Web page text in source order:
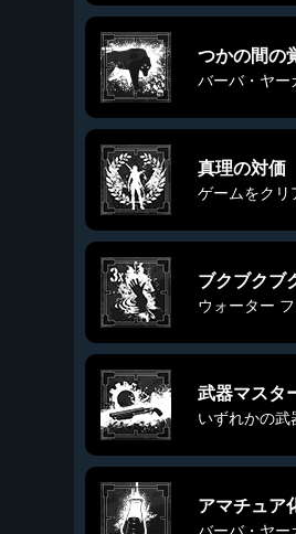
つかの間の
バーバ・ヤー
真理の対価
ゲームをクリ
ブクブクブ
ウォーター
武器マスタ
いずれかの武
アマチュア
バーバ・ヤー